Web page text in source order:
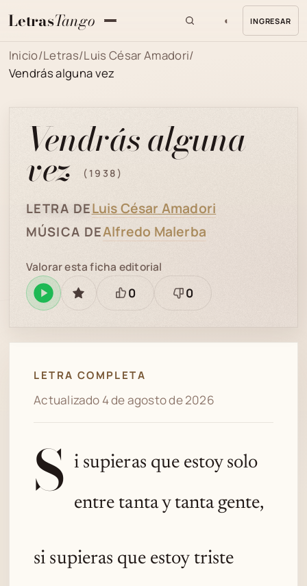
LetrasTango ◐ INGRESAR
Inicio/Letras/Luis César Amadori/
Vendrás alguna vez
Vendrás alguna
vez (1938)
LETRA DELuis César Amadori
MÚSICA DEAlfredo Malerba
ReproducirGUARDAR
Valorar esta ficha editorial
Está
0
Necesita
0
LETRA COMPLETA
Actualizado 4 de agosto de 2026
S i supieras que estoy solo
entre tanta y tanta gente,
si supieras que estoy triste